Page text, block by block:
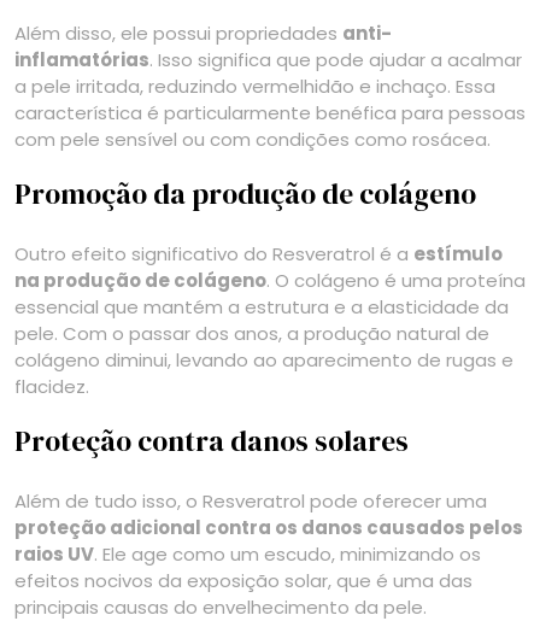
Além disso, ele possui propriedades anti-
inflamatórias. Isso significa que pode ajudar a acalmar
a pele irritada, reduzindo vermelhidão e inchaço. Essa
característica é particularmente benéfica para pessoas
com pele sensível ou com condições como rosácea.
Promoção da produção de colágeno
Outro efeito significativo do Resveratrol é a estímulo
na produção de colágeno. O colágeno é uma proteína
essencial que mantém a estrutura e a elasticidade da
pele. Com o passar dos anos, a produção natural de
colágeno diminui, levando ao aparecimento de rugas e
flacidez.
Proteção contra danos solares
Além de tudo isso, o Resveratrol pode oferecer uma
proteção adicional contra os danos causados pelos
raios UV. Ele age como um escudo, minimizando os
efeitos nocivos da exposição solar, que é uma das
principais causas do envelhecimento da pele.